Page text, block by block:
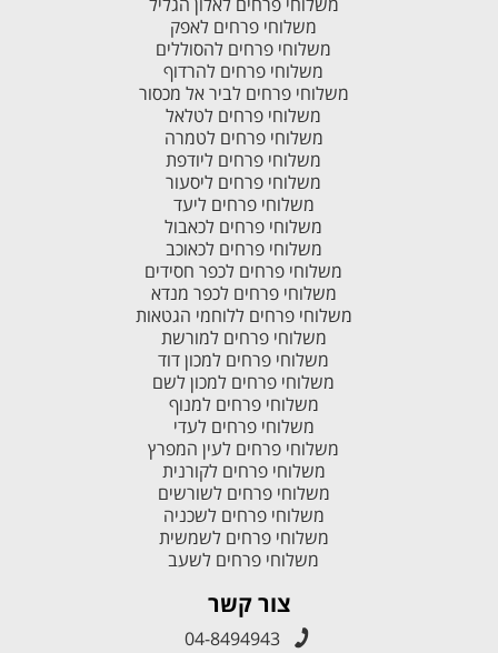
משלוחי פרחים לאפק
משלוחי פרחים להסוללים
משלוחי פרחים להרדוף
משלוחי פרחים לביר אל מכסור
משלוחי פרחים לטלאל
משלוחי פרחים לטמרה
משלוחי פרחים ליודפת
משלוחי פרחים ליסעור
משלוחי פרחים ליעד
משלוחי פרחים לכאבול
משלוחי פרחים לכאוכב
משלוחי פרחים לכפר חסידים
משלוחי פרחים לכפר מנדא
משלוחי פרחים ללוחמי הגטאות
משלוחי פרחים למורשת
משלוחי פרחים למכון דוד
משלוחי פרחים למכון לשם
משלוחי פרחים למנוף
משלוחי פרחים לעדי
משלוחי פרחים לעין המפרץ
משלוחי פרחים לקורנית
משלוחי פרחים לשורשים
משלוחי פרחים לשכניה
משלוחי פרחים לשמשית
משלוחי פרחים לשעב
צור קשר
04-8494943